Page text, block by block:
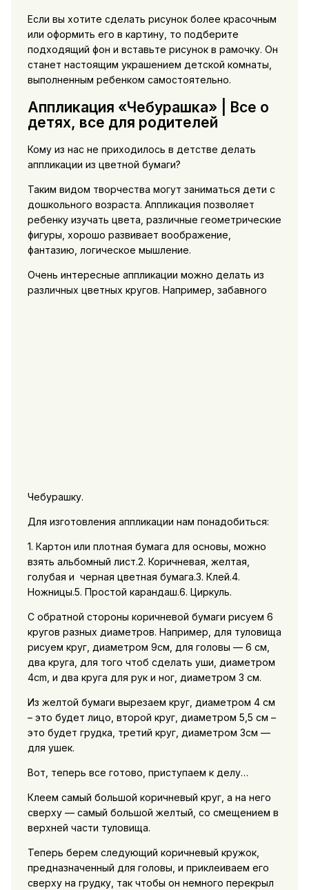
Если вы хотите сделать рисунок более красочным
или оформить его в картину, то подберите
подходящий фон и вставьте рисунок в рамочку. Он
станет настоящим украшением детской комнаты,
выполненным ребенком самостоятельно.
Аппликация «Чебурашка» | Все о
детях, все для родителей
Кому из нас не приходилось в детстве делать
аппликации из цветной бумаги?
Таким видом творчества могут заниматься дети с
дошкольного возраста. Аппликация позволяет
ребенку изучать цвета, различные геометрические
фигуры, хорошо развивает воображение,
фантазию, логическое мышление.
Очень интересные аппликации можно делать из
различных цветных кругов. Например, забавного
Чебурашку.
Для изготовления аппликации нам понадобиться:
1. Картон или плотная бумага для основы, можно
взять альбомный лист.2. Коричневая, желтая,
голубая и черная цветная бумага.3. Клей.4.
Ножницы.5. Простой карандаш.6. Циркуль.
C обратной стороны коричневой бумаги рисуем 6
кругов разных диаметров. Например, для туловища
рисуем круг, диаметром 9cм, для головы — 6 cм,
два круга, для того чтоб сделать уши, диаметром
4cm, и два круга для рук и ног, диаметром 3 cм.
Из желтой бумаги вырезаем круг, диаметром 4 cм
– это будет лицо, второй круг, диаметром 5,5 cм –
это будет грудка, третий круг, диаметром 3cм —
для ушек.
Вот, теперь все готово, приступаем к делу…
Клеем самый большой коричневый круг, а на него
сверху — самый большой желтый, со смещением в
верхней части туловища.
Теперь берем следующий коричневый кружок,
предназначенный для головы, и приклеиваем его
сверху на грудку, так чтобы он немного перекрыл